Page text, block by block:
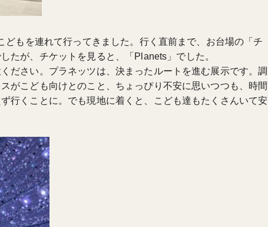
どもを連れて行ってきました。行く直前まで、お台場の「チ
たが、チケットを見ると、「Planets」でした。
ださい。プラネッツは、決まったルートを進む展示です。調
がこども向けとのこと、ちょっぴり不安に思いつつも、時間
行くことに。でも現地に着くと、こども達もたくさんいて安